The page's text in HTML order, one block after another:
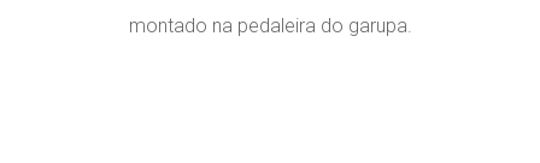
montado na pedaleira do garupa.